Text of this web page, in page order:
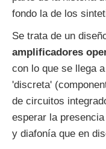
fondo la de los
Se trata de un
amplificadores
con lo que se llega
'discreta'
de circuitos
esperar la
y diafonía que en